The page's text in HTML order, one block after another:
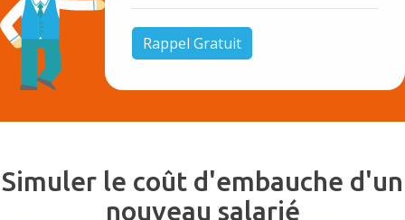
Simuler le coût d'embauche d'un
nouveau salarié